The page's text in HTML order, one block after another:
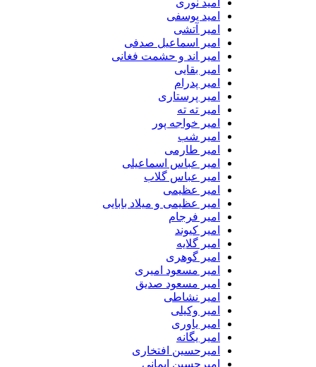
امید یوسفی
امیر آتشی
امیر اسماعیل صدفی
امیر اند و حشمت فغانی
امیر بقایی
امیر پدرام
امیر پرستاری
امیر ته ته
امیر خواجه پور
امیر شب
امیر طارمی
امیر عباس اسماعیلی
امیر عباس گلاب
امیر عظیمی
امیر عظیمی و میلاد بابایی
امیر فرجام
امیر کیوند
امیر گلایه
امیر گوهری
امیر مسعود امیری
امیر مسعود صدیق
امیر نشاطی
امیر وکیلی
امیر یاوری
امیر یگانه
امیرحسین افتخاری
امیرحسین ایمانی